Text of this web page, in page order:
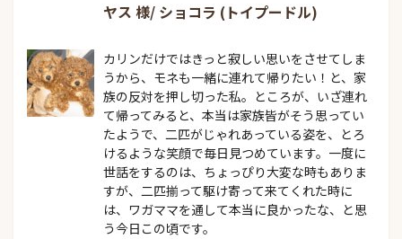
ヤス 様/ ショコラ (トイプードル)
カリンだけではきっと寂しい思いをさせてしま
うから、モネも一緒に連れて帰りたい！と、家
族の反対を押し切った私。ところが、いざ連れ
て帰ってみると、本当は家族皆がそう思ってい
たようで、二匹がじゃれあっている姿を、とろ
けるような笑顔で毎日見つめています。一度に
世話をするのは、ちょっぴり大変な時もありま
すが、二匹揃って駆け寄って来てくれた時に
は、ワガママを通して本当に良かったな、と思
う今日この頃です。